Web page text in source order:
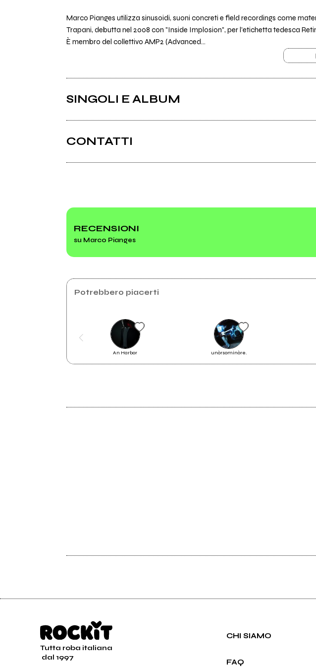
Marco Pianges utilizza sinusoidi, suoni concreti e field recordings come
Trapani, debutta nel 2008 con "Inside Implosion", per l'etichetta tedesca
È membro del collettivo AMP2 (Advanced...
SINGOLI E ALBUM
2021
Somewhere
CONTATTI
RECENSIONI
su Marco Pianges
Potrebbero piacerti
An Harbor unòrsominòre.
Tutta roba italiana
dal 1997
CHI SIAMO
FAQ